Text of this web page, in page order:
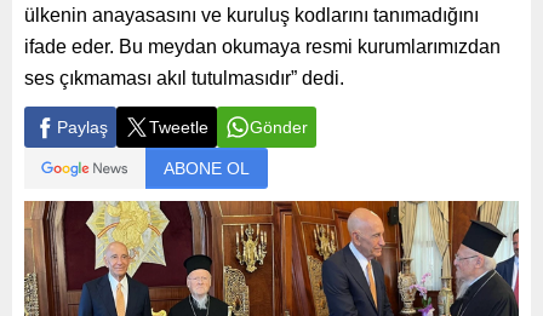
ülkenin anayasasını ve kuruluş kodlarını tanımadığını
ifade eder. Bu meydan okumaya resmi kurumlarımızdan
ses çıkmaması akıl tutulmasıdır” dedi.
Paylaş Tweetle Gönder
ABONE OL